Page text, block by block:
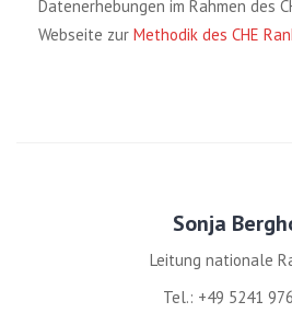
Datenerhebungen im Rahmen des
Webseite zur Methodik des CHE
Sonja
Leitung nationale
Tel.: +49 5241